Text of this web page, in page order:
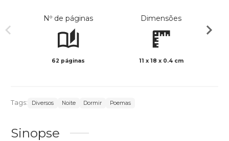
Nº de páginas
62 páginas
Dimensões
11 x 18 x 0.4 cm
Tags: Diversos Noite Dormir Poemas
Sinopse